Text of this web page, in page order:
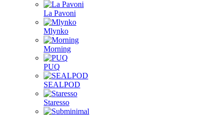
La Pavoni
Mlynko
Morning
PUQ
SEALPOD
Staresso